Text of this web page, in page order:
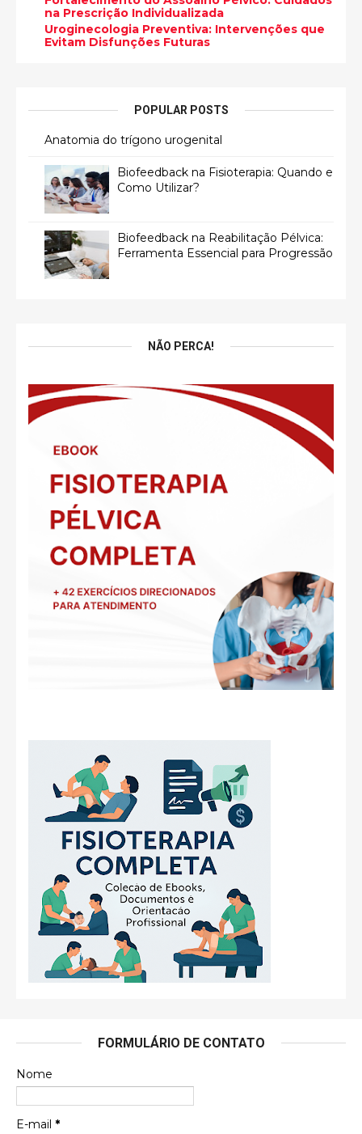
na Prescrição Individualizada
Uroginecologia Preventiva: Intervenções que
Evitam Disfunções Futuras
POPULAR POSTS
Anatomia do trígono urogenital
Biofeedback na Fisioterapia: Quando e
Como Utilizar?
Biofeedback na Reabilitação Pélvica:
Ferramenta Essencial para Progressão
NÃO PERCA!
FORMULÁRIO DE CONTATO
Nome
E-mail *